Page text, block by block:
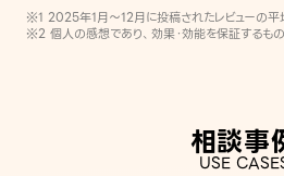
※1 2025年1月〜12月に投稿されたレビューの平
※2 個人の感想であり、効果・効能を保証するも
相談事
USE